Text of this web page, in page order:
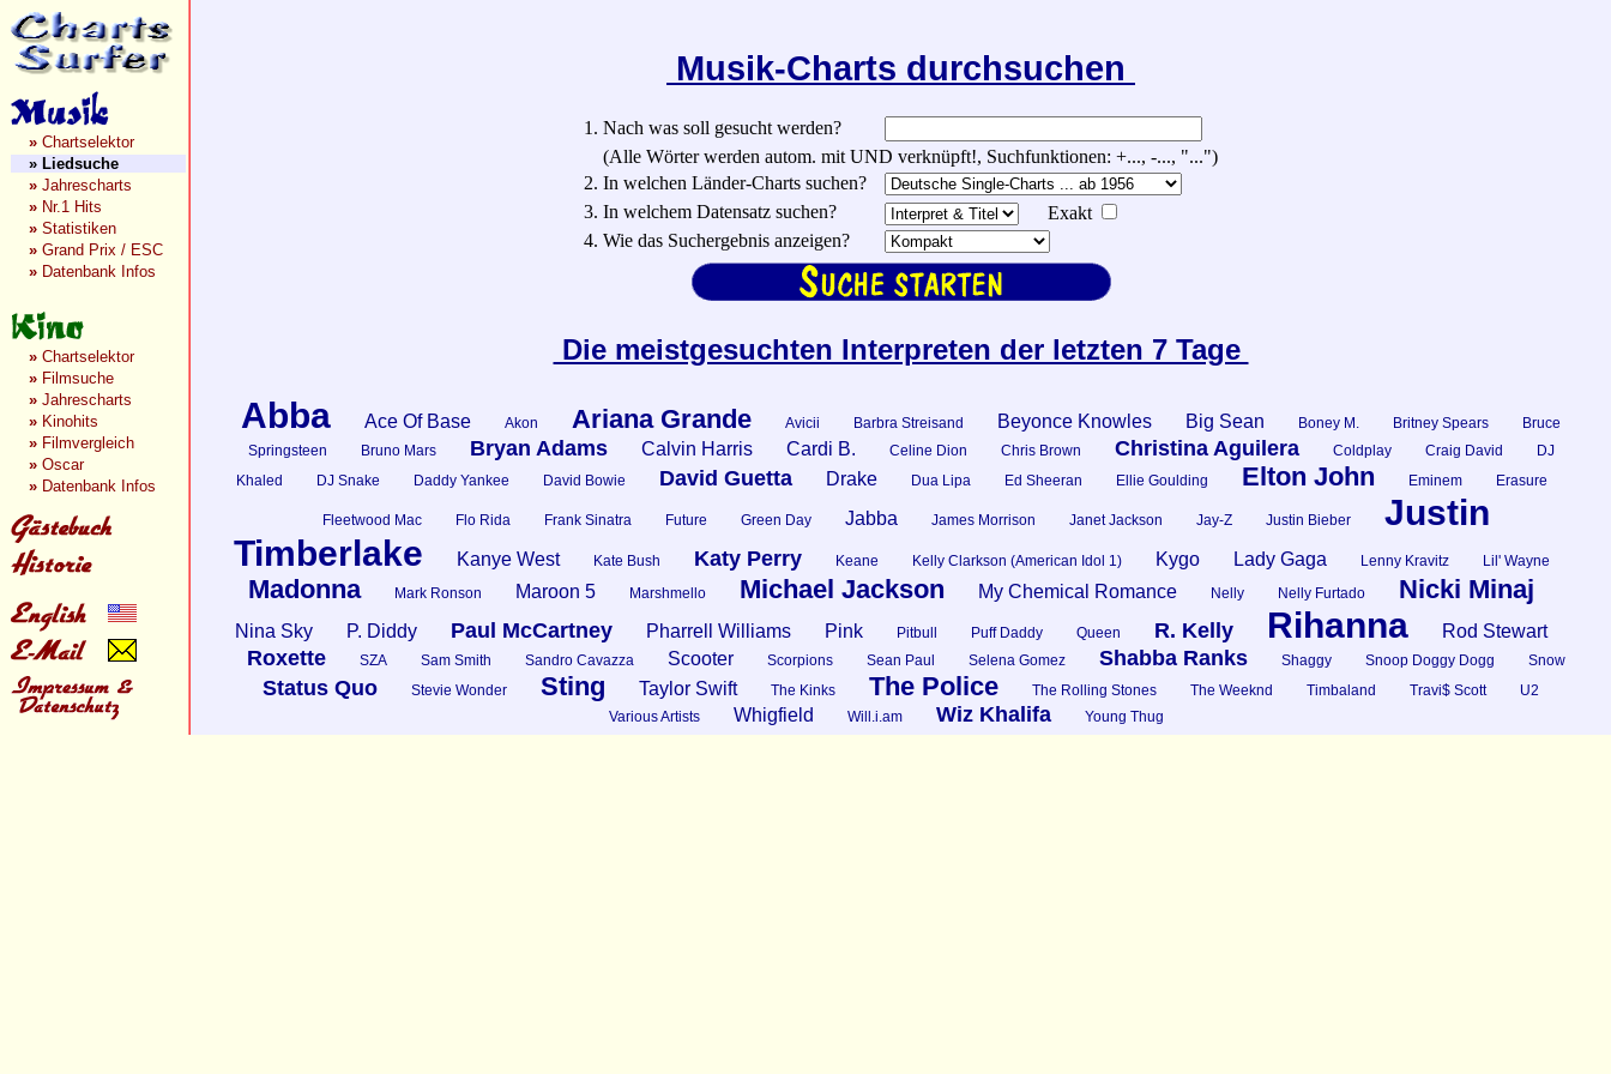
» Chartselektor
» Liedsuche
» Jahrescharts
» Nr.1 Hits
» Statistiken
» Grand Prix / ESC
» Datenbank Infos
» Chartselektor
» Filmsuche
» Jahrescharts
» Kinohits
» Filmvergleich
» Oscar
» Datenbank Infos
Musik-Charts durchsuchen
1. Nach was soll gesucht werden?
(Alle Wörter werden autom. mit UND verknüpft!, Suchfunktionen: +..., -..., "...")
2. In welchen Länder-Charts suchen?
3. In welchem Datensatz suchen?
Exakt
4. Wie das Suchergebnis anzeigen?
Die meistgesuchten Interpreten der letzten 7 Tage
Abba Ace Of Base Akon Ariana Grande Avicii Barbra Streisand Beyonce Knowles Big Sean Boney M. Britney Spears
Bruce
Springsteen
Bruno Mars Bryan Adams Calvin Harris Cardi B. Celine Dion Chris Brown Christina Aguilera Coldplay Craig David
DJ
Khaled
DJ Snake Daddy Yankee David Bowie David Guetta Drake Dua Lipa Ed Sheeran Ellie Goulding Elton John Eminem Erasure
Fleetwood Mac Flo Rida Frank Sinatra Future Green Day Jabba James Morrison Janet Jackson Jay-Z Justin Bieber
Justin
Timberlake
Kanye West Kate Bush Katy Perry Keane Kelly Clarkson (American Idol 1) Kygo Lady Gaga Lenny Kravitz Lil' Wayne
Madonna Mark Ronson Maroon 5 Marshmello Michael Jackson My Chemical Romance Nelly Nelly Furtado Nicki Minaj
Nina Sky P. Diddy Paul McCartney Pharrell Williams Pink Pitbull Puff Daddy Queen R. Kelly Rihanna Rod Stewart
Roxette SZA Sam Smith Sandro Cavazza Scooter Scorpions Sean Paul Selena Gomez Shabba Ranks Shaggy Snoop Doggy Dogg Snow
Status Quo Stevie Wonder Sting Taylor Swift The Kinks The Police The Rolling Stones The Weeknd Timbaland Travi$ Scott
U2
Various Artists
Whigfield Will.i.am Wiz Khalifa Young Thug